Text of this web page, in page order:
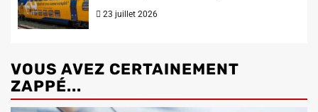
23 juillet 2026
VOUS AVEZ CERTAINEMENT
ZAPPÉ...